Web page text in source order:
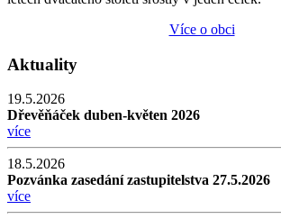
Více o obci
Aktuality
19.5.2026
Dřevěňáček duben-květen 2026
více
18.5.2026
Pozvánka zasedání zastupitelstva 27.5.2026
více